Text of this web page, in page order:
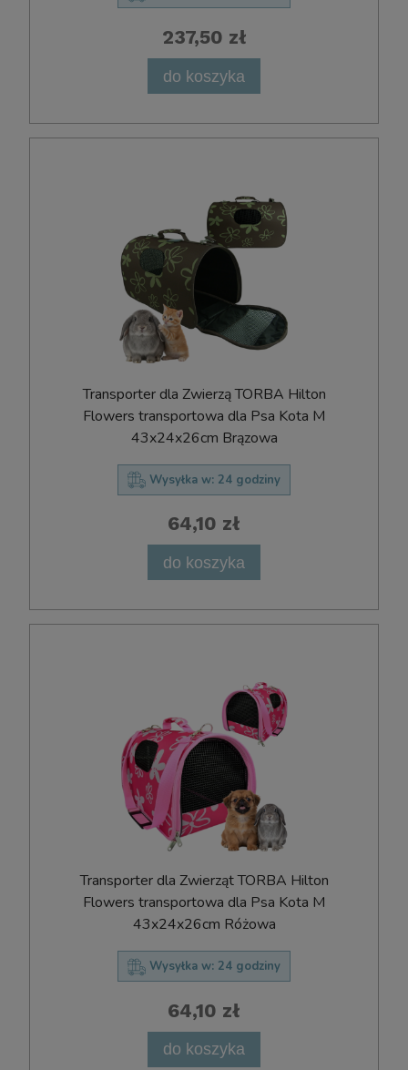
237,50 zł
do koszyka
Transporter dla Zwierzą TORBA Hilton
Flowers transportowa dla Psa Kota M
43x24x26cm Brązowa
Wysyłka w: 24 godziny
64,10 zł
do koszyka
Transporter dla Zwierząt TORBA Hilton
Flowers transportowa dla Psa Kota M
43x24x26cm Różowa
Wysyłka w: 24 godziny
64,10 zł
do koszyka